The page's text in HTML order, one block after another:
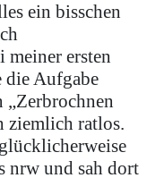
ein bisschen
meiner ersten
die Aufgabe
„Zerbrochnen
ziemlich ratlos.
nrw und sah dort